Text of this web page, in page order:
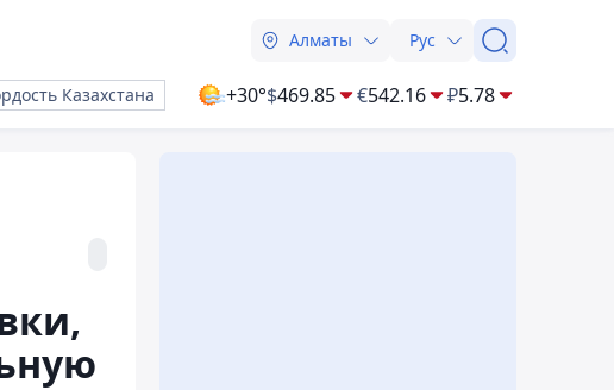
Алматы Рус
Казахстана +30°$469.85 €542.16 ₽5.78